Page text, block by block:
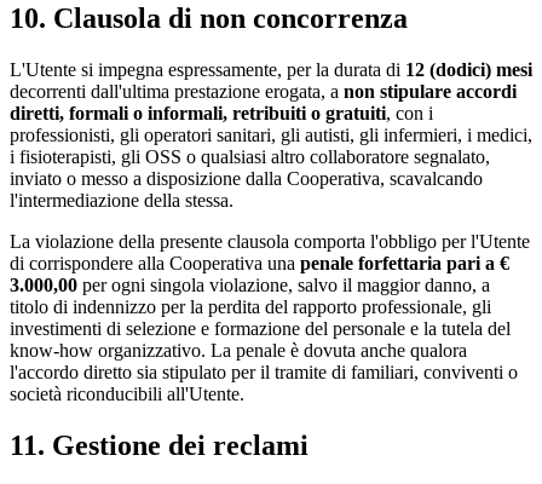
10. Clausola di non concorrenza
L'Utente si impegna espressamente, per la durata di 12 (dodici) mesi
decorrenti dall'ultima prestazione erogata, a non stipulare accordi
diretti, formali o informali, retribuiti o gratuiti, con i
professionisti, gli operatori sanitari, gli autisti, gli infermieri, i medici,
i fisioterapisti, gli OSS o qualsiasi altro collaboratore segnalato,
inviato o messo a disposizione dalla Cooperativa, scavalcando
l'intermediazione della stessa.
La violazione della presente clausola comporta l'obbligo per l'Utente
di corrispondere alla Cooperativa una penale forfettaria pari a €
3.000,00 per ogni singola violazione, salvo il maggior danno, a
titolo di indennizzo per la perdita del rapporto professionale, gli
investimenti di selezione e formazione del personale e la tutela del
know-how organizzativo. La penale è dovuta anche qualora
l'accordo diretto sia stipulato per il tramite di familiari, conviventi o
società riconducibili all'Utente.
11. Gestione dei reclami